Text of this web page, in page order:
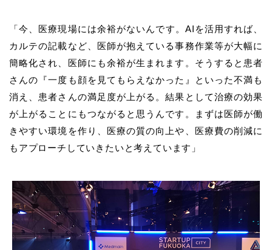
「今、医療現場には余裕がないんです。AIを活用すれば、
カルテの記載など、医師が抱えている事務作業等が大幅に
簡略化され、医師にも余裕が生まれます。そうすると患者
さんの『一度も顔を見てもらえなかった』といった不満も
消え、患者さんの満足度が上がる。結果として治療の効果
が上がることにもつながると思うんです。まずは医師が働
きやすい環境を作り、医療の質の向上や、医療費の削減に
もアプローチしていきたいと考えています」